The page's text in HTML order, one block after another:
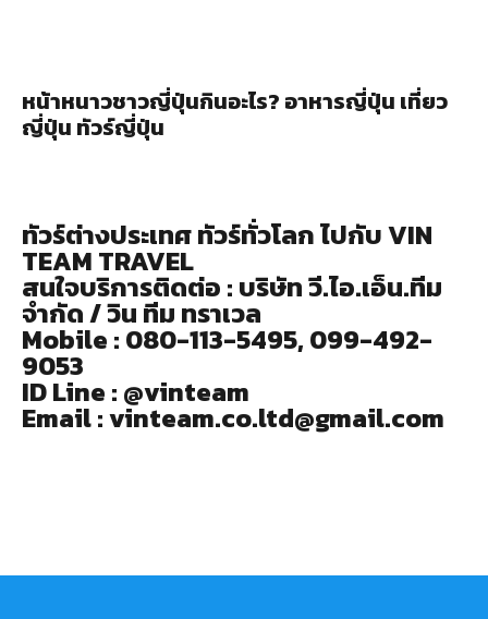
หน้าหนาวชาวญี่ปุ่นกินอะไร? อาหารญี่ปุ่น เที่ยว
ญี่ปุ่น ทัวร์ญี่ปุ่น
ทัวร์ต่างประเทศ ทัวร์ทั่วโลก ไปกับ VIN
TEAM TRAVEL
สนใจบริการติดต่อ : บริษัท วี.ไอ.เอ็น.ทีม
จำกัด / วิน ทีม ทราเวล
Mobile : 080-113-5495, 099-492-
9053
ID Line : @vinteam
Email : vinteam.co.ltd@gmail.com